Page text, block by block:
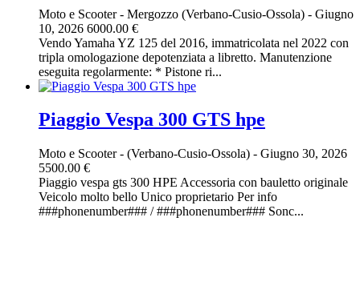
Moto e Scooter- Mergozzo (Verbano-Cusio-Ossola) - Giugno
10, 2026 6000.00 €
Vendo Yamaha YZ 125 del 2016, immatricolata nel 2022 con
tripla omologazione depotenziata a libretto. Manutenzione
eseguita regolarmente: * Pistone ri...
Piaggio Vespa 300 GTS hpe
Moto e Scooter- (Verbano-Cusio-Ossola) - Giugno 30, 2026
5500.00 €
Piaggio vespa gts 300 HPE Accessoria con bauletto originale
Veicolo molto bello Unico proprietario Per info
###phonenumber### / ###phonenumber### Sonc...